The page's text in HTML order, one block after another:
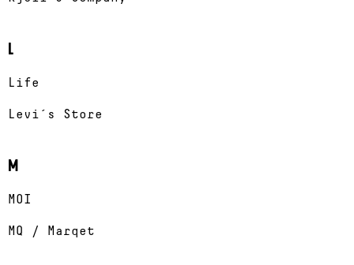
L
Life
Levi´s Store
M
MOI
MQ / Marqet